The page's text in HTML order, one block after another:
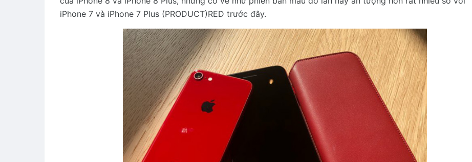
iPhone 7 và iPhone 7 Plus (PRODUCT)RED trước đây.